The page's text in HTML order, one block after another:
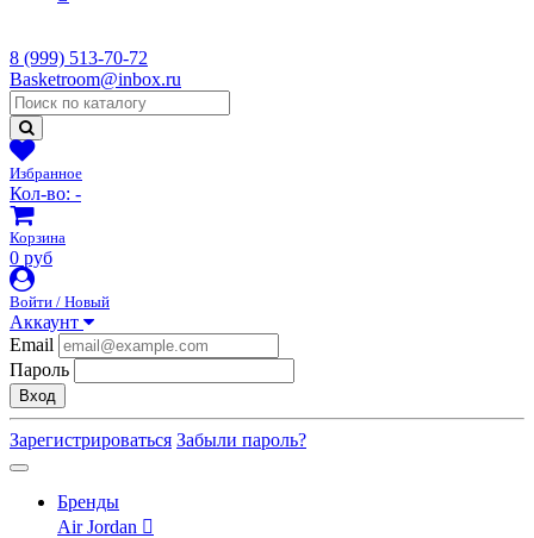
8 (999) 513-70-72
Basketroom@inbox.ru
Избранное
Кол-во: -
Корзина
0 руб
Войти / Новый
Аккаунт
Email
Пароль
Вход
Зарегистрироваться Забыли пароль?
Бренды
Air Jordan